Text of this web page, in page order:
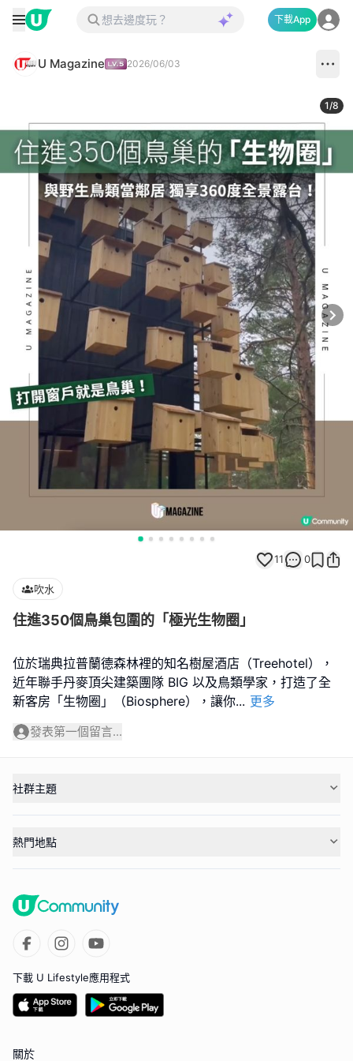
下載App
U Magazine 2026/06/03
1/8
11 0
吹水
住進350個鳥巢包圍的「極光生物圈」
位於瑞典拉普蘭德森林裡的知名樹屋酒店（Treehotel），
近年聯手丹麥頂尖建築團隊 BIG 以及鳥類學家，打造了全
新客房「生物圈」（Biosphere），讓你... 更多
發表第一個留言...
社群主題
熱門地點
下載 U Lifestyle應用程式
關於